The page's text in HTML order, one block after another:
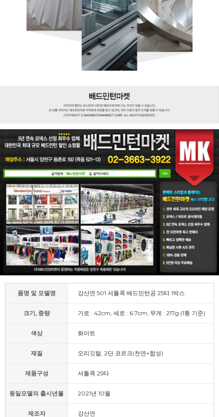
품명 및 모델명 강산연 501 셔틀콕 배드민턴공 25타 1박스
크기, 중량 가로 : 42cm, 세로 : 6.7cm, 무게 : 217g (1통 기준)
색상 화이트
재질 오리깃털, 2단 코르크(천연+합성)
제품구성 셔틀콕 25타
동일모델의 출시년월 2021년 10월
제조자 강산연